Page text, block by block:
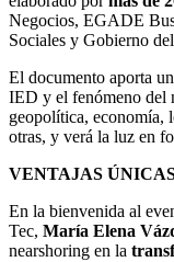
Negocios, EGADE
Sociales y Gobierno
El documento aporta
IED y el fenómeno del
geopolítica, economía,
otras, y verá la luz en
VENTAJAS
En la bienvenida al
Tec, María Elena
nearshoring en la